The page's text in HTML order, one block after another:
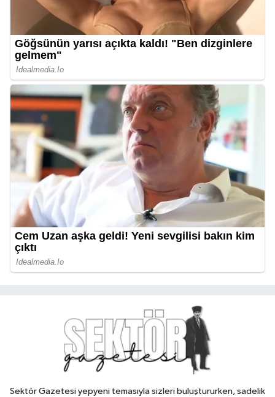
Sektör Gazetesi yepyeni temasıyla sizleri buluştururken, sadelik